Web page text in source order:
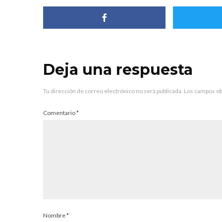
Deja una respuesta
Tu dirección de correo electrónico no será publicada. Los campos
Comentario*
Nombre*